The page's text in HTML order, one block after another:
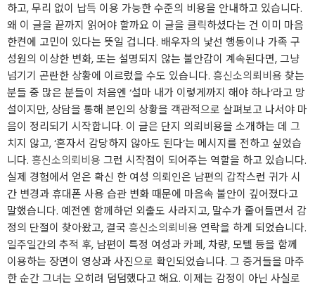
하고, 무리 없이 납득 이용 가능한 수준의 비용을 안내하고 있습니다.
왜 이 글을 끝까지 읽어야 할까요 이 글을 클릭하셨다는 건 이미 마음
한켠에 고민이 있다는 뜻일 겁니다. 배우자의 낯선 행동이나 가족 구
성원의 이상한 변화, 또는 설명되지 않는 불안감이 계속된다면, 그냥
넘기기 곤란한 상황에 이르렀을 수도 있습니다. 흥신소의뢰비용 찾는
분들 중 많은 분들이 처음엔 ‘설마 내가 이렇게까지 해야 하나’라고 망
설이지만, 상담을 통해 본인의 상황을 객관적으로 살펴보고 나서야 마
음이 정리되기 시작합니다. 이 글은 단지 의뢰비용을 소개하는 데 그
치지 않고, ‘혼자서 감당하지 않아도 된다’는 메시지를 전하고 싶었습
니다. 흥신소의뢰비용 그런 시작점이 되어주는 역할을 하고 있습니다.
실제 경험에서 얻은 확신 한 여성 의뢰인은 남편의 갑작스런 귀가 시
간 변경과 휴대폰 사용 습관 변화 때문에 마음속 불안이 깊어졌다고
말했습니다. 예전엔 함께하던 외출도 사라지고, 말수가 줄어들면서 감
정의 단절이 찾아왔고, 결국 흥신소의뢰비용 연락을 하게 되었습니다.
일주일간의 추적 후, 남편이 특정 여성과 카페, 차량, 모텔 등을 함께
이용하는 장면이 영상과 사진으로 확인되었습니다. 그 증거들을 마주
한 순간 그녀는 오히려 덤덤했다고 해요. 이제는 감정이 아닌 사실로